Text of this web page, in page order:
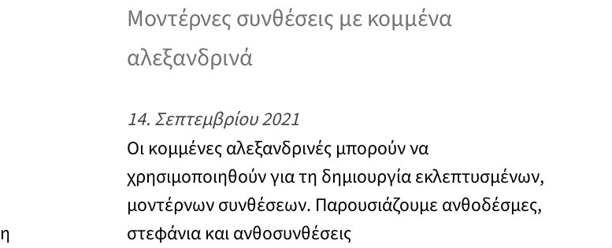
Μοντέρνες συνθέσεις με κομμένα
αλεξανδρινά
14. Σεπτεμβρίου 2021
Οι κομμένες αλεξανδρινές μπορούν να
χρησιμοποιηθούν για τη δημιουργία εκλεπτυσμένων,
μοντέρνων συνθέσεων. Παρουσιάζουμε ανθοδέσμες,
στεφάνια και ανθοσυνθέσεις